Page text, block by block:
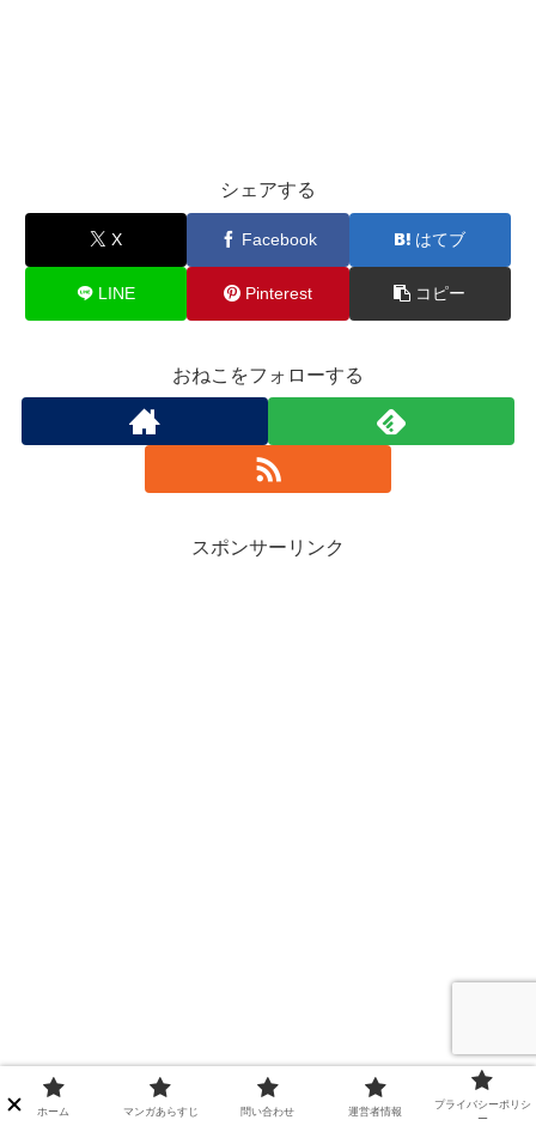
シェアする
X Facebook はてブ
LINE Pinterest コピー
おねこをフォローする
スポンサーリンク
ホーム マンガあらすじ 問い合わせ 運営者情報
プライバシーポリシ
ー